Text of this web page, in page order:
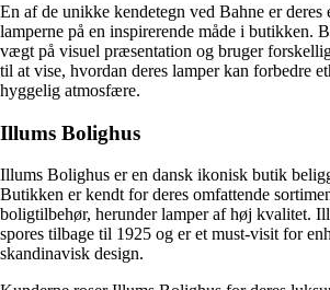
En af de unikke kendetegn ved Bahne er deres
lamperne på en inspirerende måde i butikken.
vægt på visuel præsentation og bruger
til at vise, hvordan deres lamper kan forbedre
hyggelig atmosfære.
Illums Bolighus
Illums Bolighus er en dansk ikonisk butik
Butikken er kendt for deres omfattende
boligtilbehør, herunder lamper af høj kvalitet.
spores tilbage til 1925 og er et must-visit for
skandinavisk design.